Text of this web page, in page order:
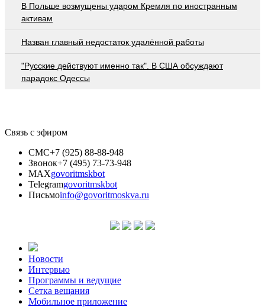
В Польше возмущены ударом Кремля по иностранным
активам
Назван главный недостаток удалённой работы
"Русские действуют именно так". В США обсуждают
парадокс Одессы
Связь с эфиром
СМС+7 (925) 88-88-948
Звонок+7 (495) 73-73-948
MAXgovoritmskbot
Telegramgovoritmskbot
Письмоinfo@govoritmoskva.ru
Новости
Интервью
Программы и ведущие
Сетка вещания
Мобильное приложение